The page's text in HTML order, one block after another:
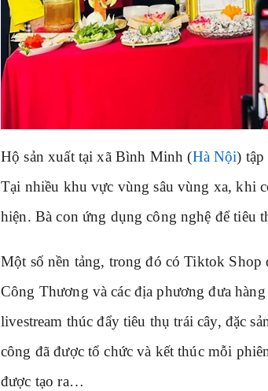
Hộ sản xuất tại xã Bình Minh (Hà Nội)
Tại nhiều khu vực vùng sâu vùng xa, khi
hiện. Bà con ứng dụng công nghệ để tiêu
Một số nền tảng, trong đó có Tiktok
Công Thương và các địa phương đưa
livestream thúc đẩy tiêu thụ trái cây, đặc
công đã được tổ chức và kết thúc mỗi
được tạo ra…